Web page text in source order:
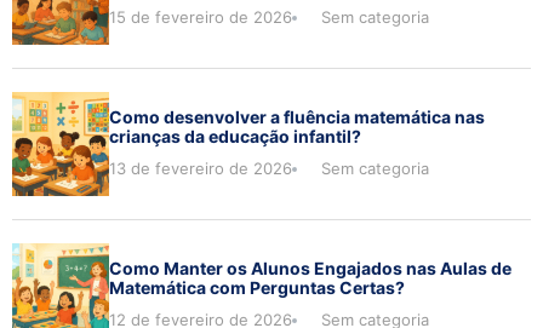
15 de fevereiro de 2026 Sem categoria
Como desenvolver a fluência matemática nas
crianças da educação infantil?
13 de fevereiro de 2026 Sem categoria
Como Manter os Alunos Engajados nas Aulas de
Matemática com Perguntas Certas?
12 de fevereiro de 2026 Sem categoria